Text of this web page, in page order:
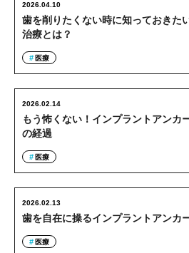
歯を削りたくない時に知っておきた
治療とは？
2026.04.10
医療
もう怖くない！インプラントアンカ
の経過
2026.02.14
医療
歯を自在に操るインプラントアンカ
2026.02.13
医療